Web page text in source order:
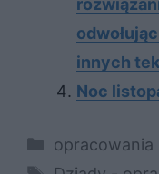
innych
Noc
Kategorie
opracowania